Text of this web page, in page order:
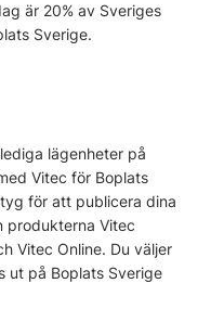
är 20% av Sveriges
Sverige.
lägenheter på
Vitec för Boplats
för att publicera dina
produkterna Vitec
Vitec Online. Du väljer
ut på Boplats Sverige